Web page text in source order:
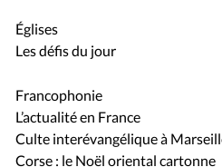
Églises
Les défis du jour
Francophonie
L’actualité en France
Culte interévangélique à
Corse : le Noël oriental cartonne